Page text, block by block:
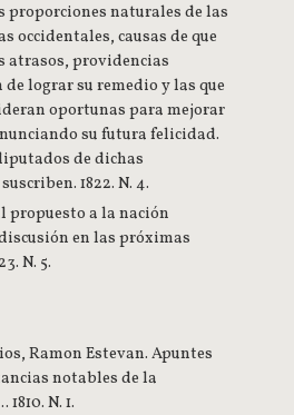
proporciones naturales de las
occidentales, causas de que
atrasos, providencias
lograr su remedio y las que
oportunas para mejorar
su futura felicidad.
de dichas
1822. N. 4.
propuesto a la nación
en las próximas
N. 5.
Ramon Estevan. Apuntes
notables de la
N. 1.